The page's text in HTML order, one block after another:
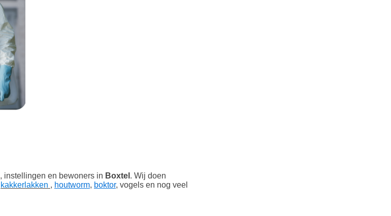
, instellingen en bewoners in Boxtel . Wij doen
kakkerlakken , houtworm, boktor, vogels en nog veel